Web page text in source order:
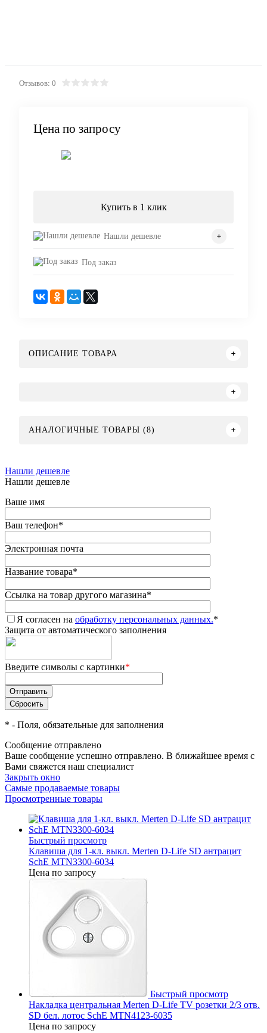
Отзывов: 0
Цена по запросу
Купить в 1 клик
Нашли дешевле
Под заказ
ОПИСАНИЕ ТОВАРА
АНАЛОГИЧНЫЕ ТОВАРЫ (8)
Нашли дешевле
Нашли дешевле
Ваше имя
Ваш телефон*
Электронная почта
Название товара*
Ссылка на товар другого магазина*
Я согласен на обработку персональных данных.*
Защита от автоматического заполнения
Введите символы с картинки*
* - Поля, обязательные для заполнения
Сообщение отправлено
Ваше сообщение успешно отправлено. В ближайшее время с
Вами свяжется наш специалист
Закрыть окно
Самые продаваемые товары
Просмотренные товары
Быстрый просмотр
Клавиша для 1-кл. выкл. Merten D-Life SD антрацит
SchE MTN3300-6034
Цена по запросу
Быстрый просмотр
Накладка центральная Merten D-Life TV розетки 2/3 отв.
SD бел. лотос SchE MTN4123-6035
Цена по запросу